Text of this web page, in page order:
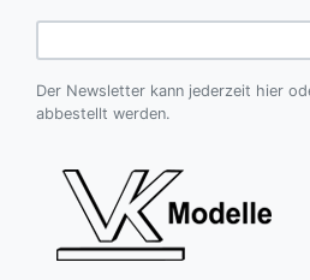
Der Newsletter kann jederzeit hier
abbestellt werden.